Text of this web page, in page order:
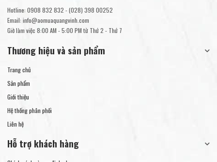
Hotline: 0908 832 832 -(028) 398 00252
Email: info@aomuaquangvinh.com
Giờ làm việc 8:00 AM - 5:00 PM từ Thứ 2 - Thứ 7
Thương hiệu và sản phẩm
Trang chủ
Sản phẩm
Giới thiệu
Hệ thống phân phối
Liên hệ
Hỗ trợ khách hàng